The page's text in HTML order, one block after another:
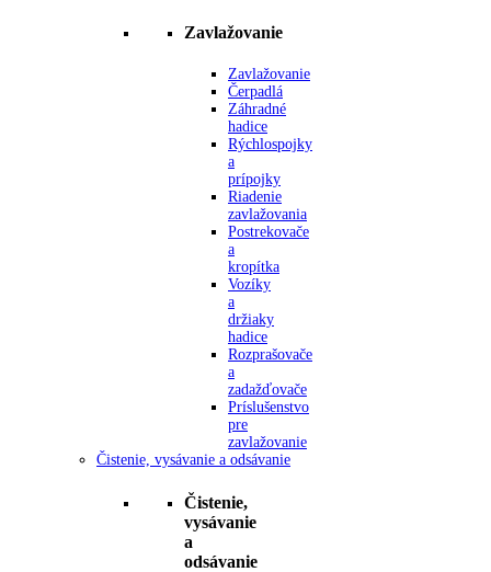
Zavlažovanie
Zavlažovanie
Čerpadlá
Záhradné
hadice
Rýchlospojky
a
prípojky
Riadenie
zavlažovania
Postrekovače
a
kropítka
Vozíky
a
držiaky
hadice
Rozprašovače
a
zadažďovače
Príslušenstvo
pre
zavlažovanie
Čistenie, vysávanie a odsávanie
Čistenie,
vysávanie
a
odsávanie